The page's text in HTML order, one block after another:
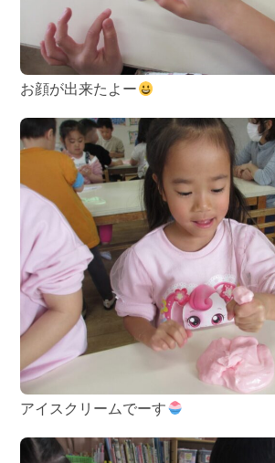
お顔が出来たよー
アイスクリームでーす